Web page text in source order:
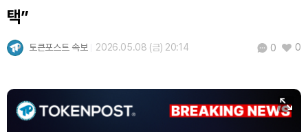
택”
토큰포스트 속보 2026.05.08 (금) 20:14 0 0